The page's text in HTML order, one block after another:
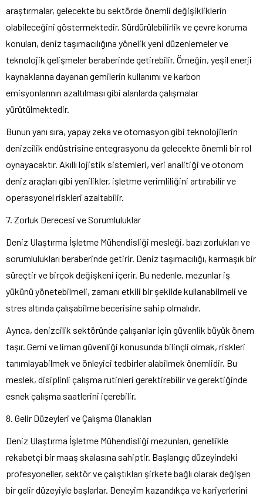
araştırmalar, gelecekte bu sektörde önemli değişikliklerin
olabileceğini göstermektedir. Sürdürülebilirlik ve çevre koruma
konuları, deniz taşımacılığına yönelik yeni düzenlemeler ve
teknolojik gelişmeler beraberinde getirebilir. Örneğin, yeşil enerji
kaynaklarına dayanan gemilerin kullanımı ve karbon
emisyonlarının azaltılması gibi alanlarda çalışmalar
yürütülmektedir.
Bunun yanı sıra, yapay zeka ve otomasyon gibi teknolojilerin
denizcilik endüstrisine entegrasyonu da gelecekte önemli bir rol
oynayacaktır. Akıllı lojistik sistemleri, veri analitiği ve otonom
deniz araçları gibi yenilikler, işletme verimliliğini artırabilir ve
operasyonel riskleri azaltabilir.
7. Zorluk Derecesi ve Sorumluluklar
Deniz Ulaştırma İşletme Mühendisliği mesleği, bazı zorlukları ve
sorumlulukları beraberinde getirir. Deniz taşımacılığı, karmaşık bir
süreçtir ve birçok değişkeni içerir. Bu nedenle, mezunlar iş
yükünü yönetebilmeli, zamanı etkili bir şekilde kullanabilmeli ve
stres altında çalışabilme becerisine sahip olmalıdır.
Ayrıca, denizcilik sektöründe çalışanlar için güvenlik büyük önem
taşır. Gemi ve liman güvenliği konusunda bilinçli olmak, riskleri
tanımlayabilmek ve önleyici tedbirler alabilmek önemlidir. Bu
meslek, disiplinli çalışma rutinleri gerektirebilir ve gerektiğinde
esnek çalışma saatlerini içerebilir.
8. Gelir Düzeyleri ve Çalışma Olanakları
Deniz Ulaştırma İşletme Mühendisliği mezunları, genellikle
rekabetçi bir maaş skalasına sahiptir. Başlangıç düzeyindeki
profesyoneller, sektör ve çalıştıkları şirkete bağlı olarak değişen
bir gelir düzeyiyle başlarlar. Deneyim kazandıkça ve kariyerlerini